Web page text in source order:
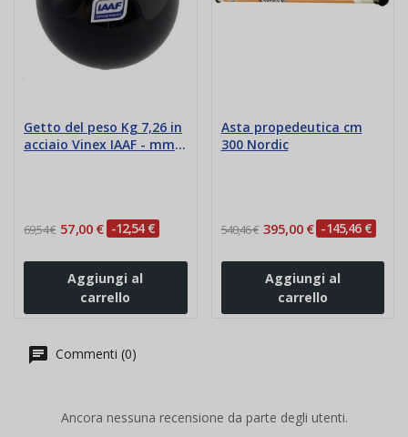
Getto del peso Kg 7,26 in
acciaio Vinex IAAF - mm
69,54 € 57,00 € -12,54 €
Aggiungi al
carrello
Asta propedeutica cm
300 Nordic
540,46 € 395,00 € -145,46 €
Aggiungi al
carrello
Commenti (0)
Ancora nessuna recensione da parte degli utenti.